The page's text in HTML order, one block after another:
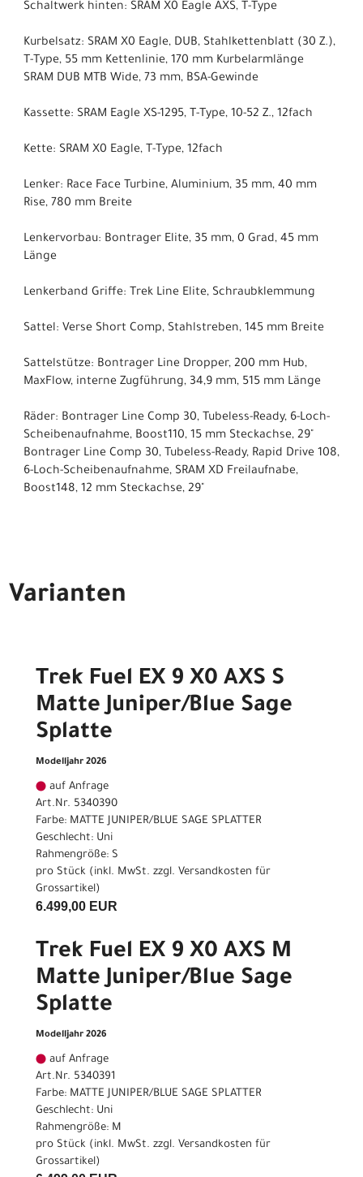
Schaltwerk hinten: SRAM X0 Eagle AXS, T-Type
Kurbelsatz: SRAM X0 Eagle, DUB, Stahlkettenblatt (30 Z.),
T-Type, 55 mm Kettenlinie, 170 mm Kurbelarmlänge
SRAM DUB MTB Wide, 73 mm, BSA-Gewinde
Kassette: SRAM Eagle XS-1295, T-Type, 10-52 Z., 12fach
Kette: SRAM X0 Eagle, T-Type, 12fach
Lenker: Race Face Turbine, Aluminium, 35 mm, 40 mm
Rise, 780 mm Breite
Lenkervorbau: Bontrager Elite, 35 mm, 0 Grad, 45 mm
Länge
Lenkerband Griffe: Trek Line Elite, Schraubklemmung
Sattel: Verse Short Comp, Stahlstreben, 145 mm Breite
Sattelstütze: Bontrager Line Dropper, 200 mm Hub,
MaxFlow, interne Zugführung, 34,9 mm, 515 mm Länge
Räder: Bontrager Line Comp 30, Tubeless-Ready, 6-Loch-
Scheibenaufnahme, Boost110, 15 mm Steckachse, 29"
Bontrager Line Comp 30, Tubeless-Ready, Rapid Drive 108,
6-Loch-Scheibenaufnahme, SRAM XD Freilaufnabe,
Boost148, 12 mm Steckachse, 29"
Varianten
Trek Fuel EX 9 X0 AXS S
Matte Juniper/Blue Sage
Splatte
Modelljahr 2026
auf Anfrage
Art.Nr. 5340390
Farbe: MATTE JUNIPER/BLUE SAGE SPLATTER
Geschlecht: Uni
Rahmengröße: S
pro Stück (inkl. MwSt. zzgl. Versandkosten für
Grossartikel)
6.499,00 EUR
Trek Fuel EX 9 X0 AXS M
Matte Juniper/Blue Sage
Splatte
Modelljahr 2026
auf Anfrage
Art.Nr. 5340391
Farbe: MATTE JUNIPER/BLUE SAGE SPLATTER
Geschlecht: Uni
Rahmengröße: M
pro Stück (inkl. MwSt. zzgl. Versandkosten für
Grossartikel)